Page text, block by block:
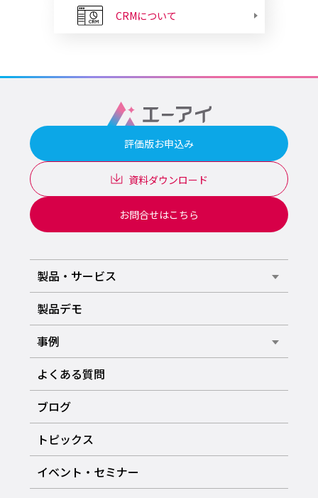
CRMについて
評価版お申込み
資料ダウンロード
お問合せはこちら
製品・サービス
製品デモ
事例
よくある質問
ブログ
トピックス
イベント・セミナー